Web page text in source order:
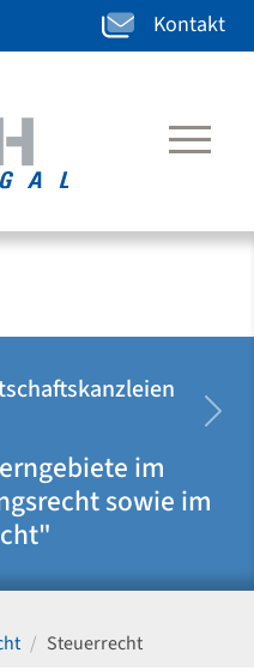
Kontakt
positioniert u.
Steuerrecht